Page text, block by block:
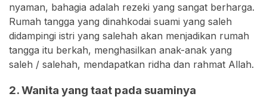
nyaman, bahagia adalah rezeki yang sangat berharga.
Rumah tangga yang dinahkodai suami yang saleh
didampingi istri yang salehah akan menjadikan rumah
tangga itu berkah, menghasilkan anak-anak yang
saleh / salehah, mendapatkan ridha dan rahmat Allah.
2. Wanita yang taat pada suaminya